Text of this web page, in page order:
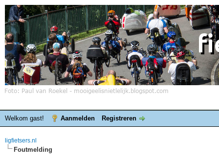
Welkom gast! Aanmelden Registreren
ligfietsers.nl
Foutmelding